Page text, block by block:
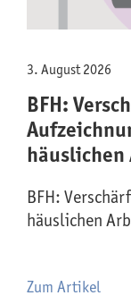
3. August 2026
BFH:
BFH:
häuslichen
Zum Artikel